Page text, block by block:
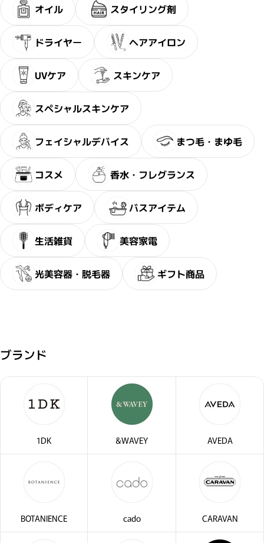
サブリミック正規販売店・2〜3問の簡単な問診に
お答えください。
オイル スタイリング剤
ドライヤー ヘアアイロン
UVケア スキンケア
スペシャルスキンケア
フェイシャルデバイス まつ毛・まゆ毛
コスメ 香水・フレグランス
ボディケア バスアイテム
生活雑貨 美容家電
光美容器・脱毛器 ギフト商品
ブランド
1DK &WAVEY AVEDA
BOTANIENCE cado CARAVAN